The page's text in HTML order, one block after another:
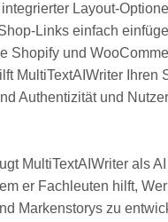
Layout-
Links einfach
Shopify und
MultiTextAIWriter Ihren
Authentizität und
MultiTextAIWriter als
er Fachleuten hilft,
Markenstorys zu